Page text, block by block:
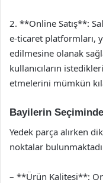
2. **Online Satış**:
e-ticaret platformları,
edilmesine olanak
kullanıcıların
etmelerini mümkün
Bayilerin
Yedek parça alırken
noktalar
– **Ürün Kalitesi**: